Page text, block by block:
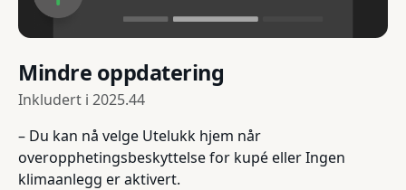
Mindre oppdatering
Inkludert i 2025.44
– Du kan nå velge Utelukk hjem når
overopphetingsbeskyttelse for kupé eller Ingen
klimaanlegg er aktivert.